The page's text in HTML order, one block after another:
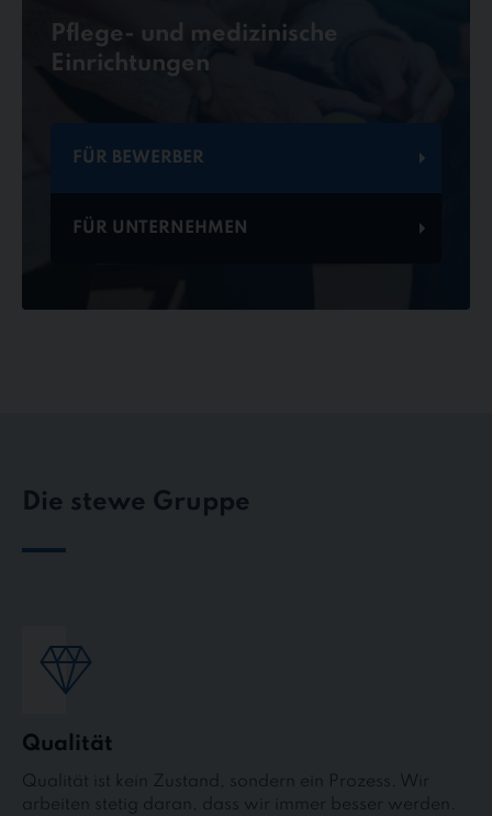
Pflege- und medizinische
Einrichtungen
FÜR BEWERBER
FÜR UNTERNEHMEN
Die stewe Gruppe
Qualität
Qualität ist kein Zustand, sondern ein Prozess. Wir
arbeiten stetig daran, dass wir immer besser werden.